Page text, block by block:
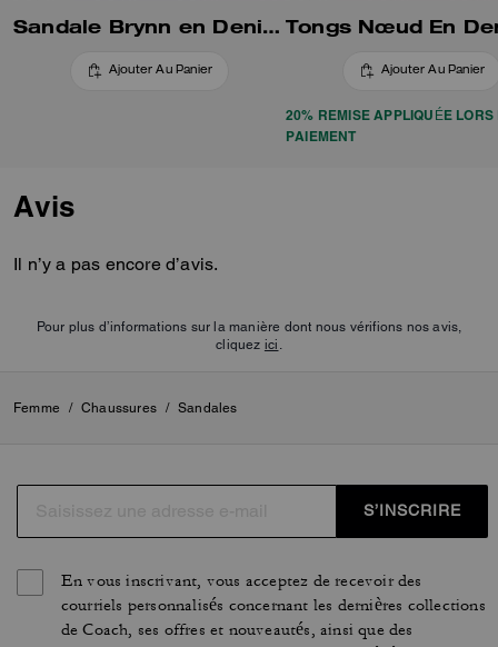
Sandale Brynn en Denim Signature Crystal
Ajouter Au Panier Ajouter Au Panier
20% REMISE APPLIQUÉE LORS
PAIEMENT
Avis
Il n’y a pas encore d’avis.
Pour plus d’informations sur la manière dont nous vérifions nos avis,
cliquez ici
Femme / Chaussures / Sandales
S’INSCRIRE
En vous inscrivant, vous acceptez de recevoir des
courriels personnalisés concernant les dernières collections
de Coach, ses offres et nouveautés, ainsi que des